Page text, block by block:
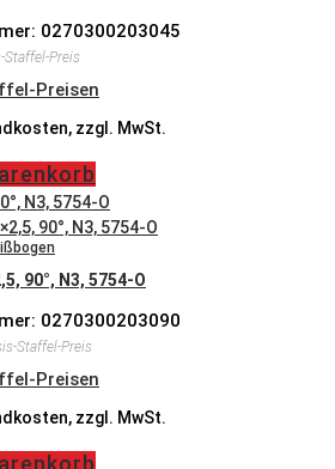
0270300203045
Staffel-Preis
Preisen
zzgl. MwSt.
90°, N3, 5754-O
0270300203090
Staffel-Preis
Preisen
zzgl. MwSt.